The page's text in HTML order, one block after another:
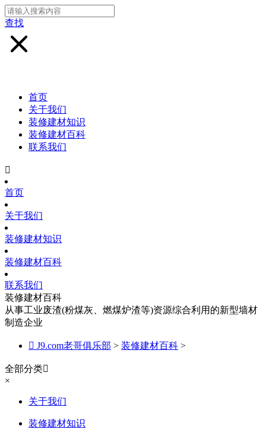
查找
首页
关于我们
装修建材知识
装修建材百科
联系我们

首页
关于我们
装修建材知识
装修建材百科
联系我们
装修建材百科
从事工业废渣(粉煤灰、燃煤炉渣等)资源综合利用的新型墙材
制造企业
 J9.com老哥俱乐部 > 装修建材百科 >
全部分类
×
关于我们
装修建材知识